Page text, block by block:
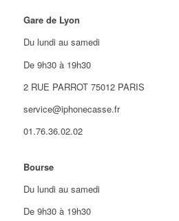
Gare de Lyon
Du lundi au samedi
De 9h30 à 19h30
2 RUE PARROT 75012 PARIS
service@iphonecasse.fr
01.76.36.02.02
Bourse
Du lundi au samedi
De 9h30 à 19h30